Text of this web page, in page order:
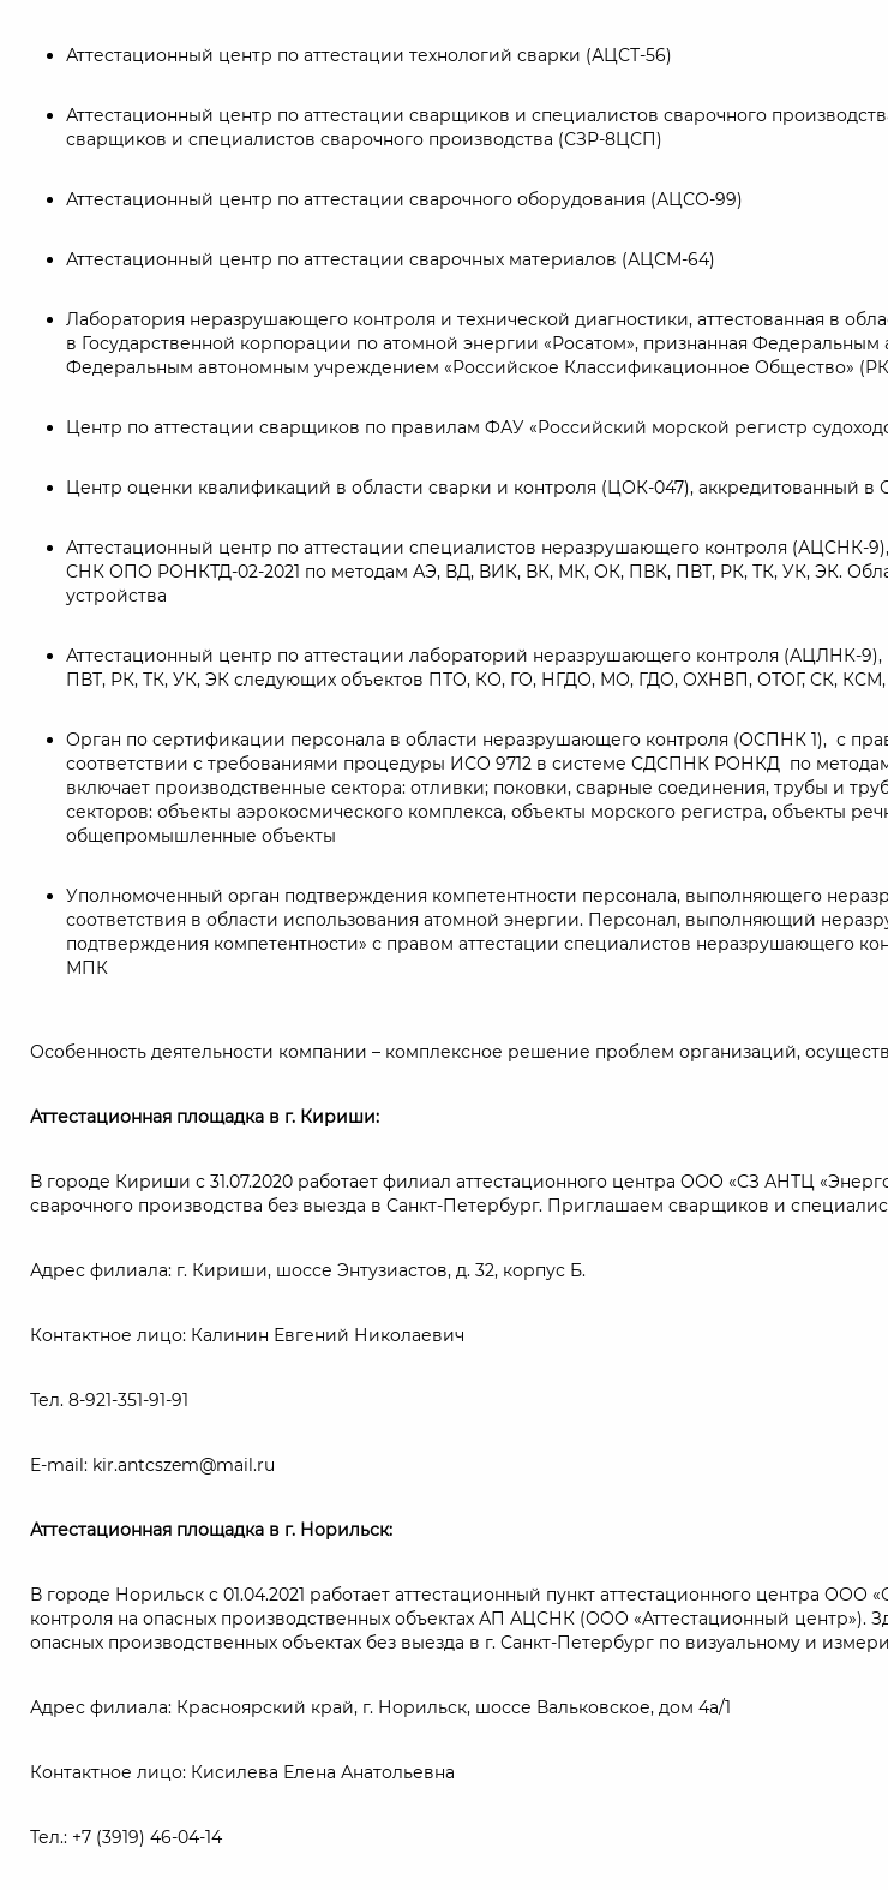
Аттестационный центр по аттестации технологий сварки (АЦСТ-56)
Аттестационный центр по аттестации сварщиков и специалистов сварочного
сварщиков и специалистов сварочного производства (СЗР-8ЦСП)
Аттестационный центр по аттестации сварочного оборудования (АЦСО-99)
Аттестационный центр по аттестации сварочных материалов (АЦСМ-64)
Лаборатория неразрушающего контроля и технической диагностики, аттестованная в
в Государственной корпорации по атомной энергии «Росатом», признанная
Федеральным автономным учреждением «Российское Классификационное Общество»
Центр по аттестации сварщиков по правилам ФАУ «Российский морской регистр
Центр оценки квалификаций в области сварки и контроля (ЦОК-047), аккредитованный
Аттестационный центр по аттестации специалистов неразрушающего контроля (АЦСНК-
СНК ОПО РОНКТД-02-2021 по методам АЭ, ВД, ВИК, ВК, МК, ОК, ПВК, ПВТ, РК, ТК, УК, ЭК.
устройства
Аттестационный центр по аттестации лабораторий неразрушающего контроля (АЦЛНК-
ПВТ, РК, ТК, УК, ЭК следующих объектов ПТО, КО, ГО, НГДО, МО, ГДО, ОХНВП, ОТОГ, СК,
Орган по сертификации персонала в области неразрушающего контроля (ОСПНК 1), с
соответствии с требованиями процедуры ИСО 9712 в системе СДСПНК РОНКД по
включает производственные сектора: отливки; поковки, сварные соединения, трубы и
секторов: объекты аэрокосмического комплекса, объекты морского регистра, объекты
общепромышленные объекты
Уполномоченный орган подтверждения компетентности персонала, выполняющего
соответствия в области использования атомной энергии. Персонал, выполняющий
подтверждения компетентности» с правом аттестации специалистов неразрушающего
МПК
Особенность деятельности компании – комплексное решение проблем организаций,
Аттестационная площадка в г. Кириши:
В городе Кириши с 31.07.2020 работает филиал аттестационного центра ООО «СЗ АНТЦ
сварочного производства без выезда в Санкт-Петербург. Приглашаем сварщиков и
Адрес филиала: г. Кириши, шоссе Энтузиастов, д. 32, корпус Б.
Контактное лицо: Калинин Евгений Николаевич
Тел. 8-921-351-91-91
E-mail: kir.antcszem@mail.ru
Аттестационная площадка в г. Норильск:
В городе Норильск с 01.04.2021 работает аттестационный пункт аттестационного центра
контроля на опасных производственных объектах АП АЦСНК (ООО «Аттестационный
опасных производственных объектах без выезда в г. Санкт-Петербург по визуальному и
Адрес филиала: Красноярский край, г. Норильск, шоссе Вальковское, дом 4а/1
Контактное лицо: Кисилева Елена Анатольевна
Тел.: +7 (3919) 46-04-14